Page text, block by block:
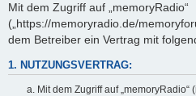
Mit dem Zugriff auf „memoryRadio“
(„https://memoryradio.de/
dem Betreiber ein Vertrag mit
1. NUTZUNGSVERTRAG:
Mit dem Zugriff auf